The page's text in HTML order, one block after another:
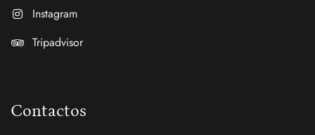
Instagram
Tripadvisor
Contactos